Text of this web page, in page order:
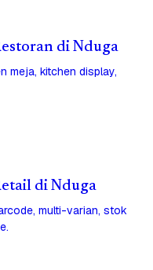
di Nduga
meja, kitchen display,
di Nduga
multi-varian, stok